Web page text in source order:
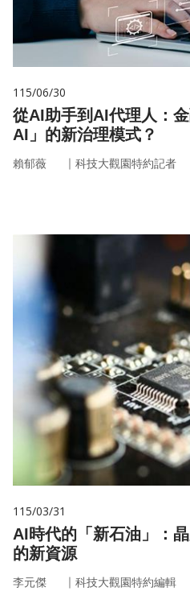
115/06/30
從AI助手到AI代理人：
AI」的新治理模式？
賴郁薇 ｜ 科技大觀園特約記者
115/03/31
AI時代的「新石油」：
的新資源
李元傑 ｜ 科技大觀園特約編輯